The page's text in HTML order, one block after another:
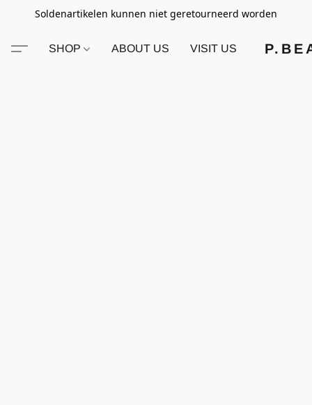
Soldenartikelen kunnen niet geretourneerd worden
SHOP ABOUT US VISIT US